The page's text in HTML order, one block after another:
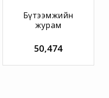
Бүтээмжийн
журам
50,474